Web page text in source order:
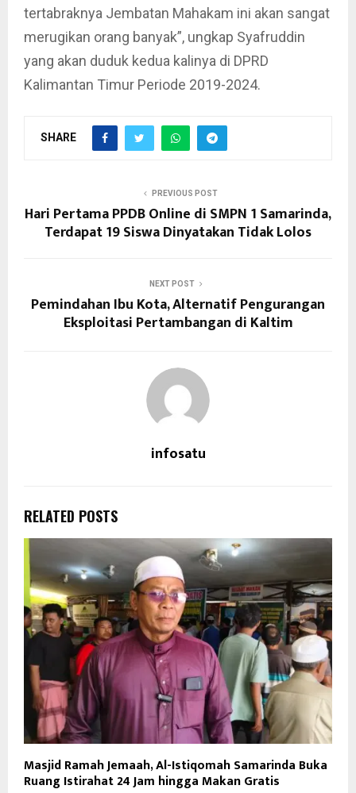
tertabraknya Jembatan Mahakam ini akan sangat
merugikan orang banyak”, ungkap Syafruddin
yang akan duduk kedua kalinya di DPRD
Kalimantan Timur Periode 2019-2024.
SHARE
PREVIOUS POST
Hari Pertama PPDB Online di SMPN 1 Samarinda,
Terdapat 19 Siswa Dinyatakan Tidak Lolos
NEXT POST
Pemindahan Ibu Kota, Alternatif Pengurangan
Eksploitasi Pertambangan di Kaltim
infosatu
RELATED POSTS
Masjid Ramah Jemaah, Al-Istiqomah Samarinda Buka
Ruang Istirahat 24 Jam hingga Makan Gratis